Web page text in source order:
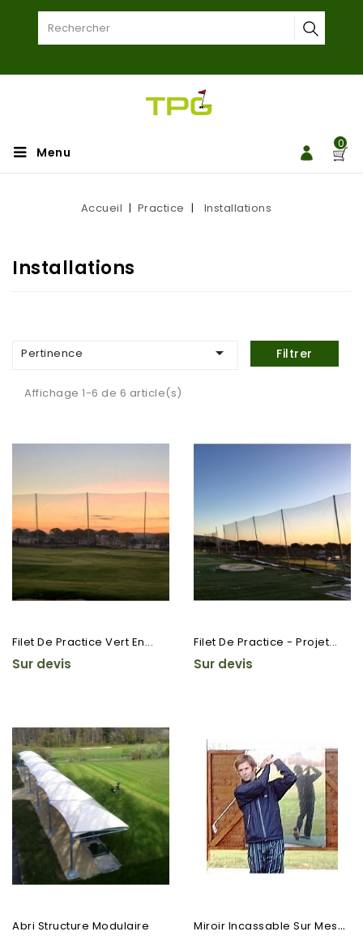
0
Menu
Accueil Practice Installations
Installations
Pertinence  Filtrer
Affichage 1-6 de 6 article(s)
Filet De Practice Vert En...
Sur devis
Filet De Practice - Projet...
Sur devis
Abri Structure Modulaire M
Iroir Incassable Sur Mesure